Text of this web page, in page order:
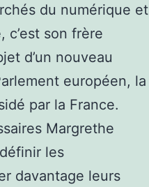
du numérique et
c’est son frère
d’un nouveau
européen, la
par la France.
Margrethe
les
davantage leurs